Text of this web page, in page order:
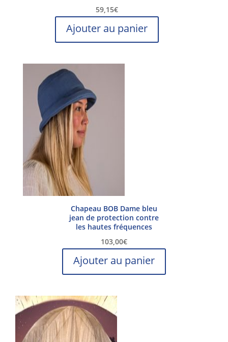
59,15€
Ajouter au panier
Chapeau BOB Dame bleu
jean de protection contre
les hautes fréquences
103,00€
Ajouter au panier